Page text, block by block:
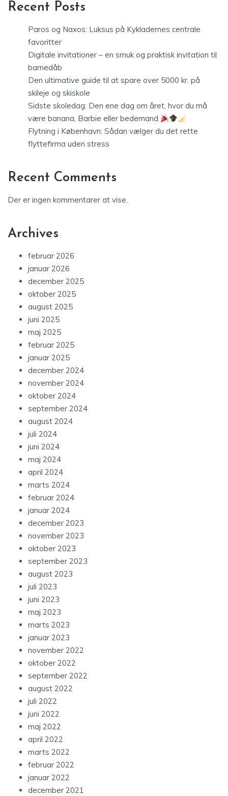
Recent Posts
Paros og Naxos: Luksus på Kykladernes centrale
favoritter
Digitale invitationer – en smuk og praktisk invitation til
barnedåb
Den ultimative guide til at spare over 5000 kr. på
skileje og skiskole
Sidste skoledag: Den ene dag om året, hvor du må
være banana, Barbie eller bedemand
Flytning i København: Sådan vælger du det rette
flyttefirma uden stress
Recent Comments
Der er ingen kommentarer at vise.
Archives
februar 2026
januar 2026
december 2025
oktober 2025
august 2025
juni 2025
maj 2025
februar 2025
januar 2025
december 2024
november 2024
oktober 2024
september 2024
august 2024
juli 2024
juni 2024
maj 2024
april 2024
marts 2024
februar 2024
januar 2024
december 2023
november 2023
oktober 2023
september 2023
august 2023
juli 2023
juni 2023
maj 2023
marts 2023
januar 2023
november 2022
oktober 2022
september 2022
august 2022
juli 2022
juni 2022
maj 2022
april 2022
marts 2022
februar 2022
januar 2022
december 2021